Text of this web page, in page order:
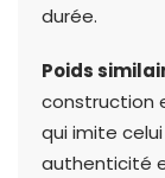
durée.
Poids
construction
qui imite
authenticité